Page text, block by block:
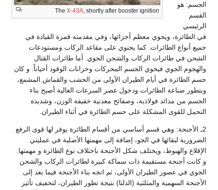
The X-43A , shortly after booster ignition
الجسم: هو
القسم
الرئيسي
في الطائرة، ويحوي معظم أجزائها، وفي مقدمته قمرة القيادة في
جميع أنواع الطائرات. كما يحتوي على مقاعد الركاب ومستودعات
الشحن في طائرات الركاب والشحن الجوي. أما طائرات القتال
والهجوم الجوي فيحوي الجسم المحركات وخزانات الوقود أحياناً. و كان
جسم الطائرة في أيام الطيران الأولى من الخشب والقماش المشمع،
وبتطور صناعة الطائرات ودخول عصر السرعات العالية أصبح بناء
الجسم من مدائد فولاذية، وصفائح معدنية خفيفة الوزن، وشديدة
التحمل للقوى المشكلة على جسم الطائرة في أثناء الطيران.
2ـ الأجنحة: وهي قسم أساسي من أقسام الطائرة يوفر لها قوى الرفع
الضرورية لبقائها في الجو، إضافة إلى مهمتها الأصلية في عمليتي
الإقلاع والهبوط، ويختلف شكل الأجنحة باختلاف نوع الطائرة و مهمتها.
و كانت أجنحة مستقيمة ذات سماكة كبيرة لطائرات الركاب والشحن
الجوي في عصور الطيران الأولى، ثم اتجه بناء الأجنحة فيما بعد إلى
الأجنحة السهمية والمثلثية (الدلتا) نتيجة تطور الطيران، لتخفيف تأثير